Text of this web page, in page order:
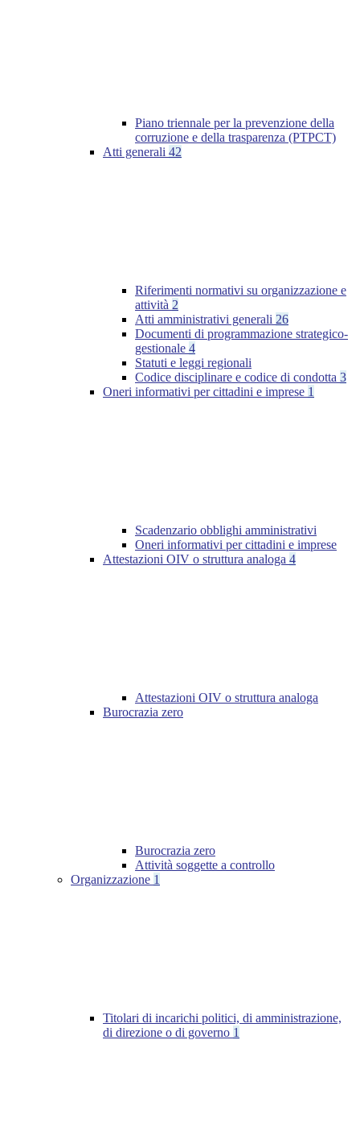
Piano triennale per la prevenzione della
corruzione e della trasparenza (PTPCT)
Atti generali 42
Riferimenti normativi su organizzazione e
attività 2
Atti amministrativi generali 26
Documenti di programmazione strategico-
gestionale 4
Statuti e leggi regionali
Codice disciplinare e codice di condotta 3
Oneri informativi per cittadini e imprese 1
Scadenzario obblighi amministrativi
Oneri informativi per cittadini e imprese
Attestazioni OIV o struttura analoga 4
Attestazioni OIV o struttura analoga
Burocrazia zero
Burocrazia zero
Attività soggette a controllo
Organizzazione 1
Titolari di incarichi politici, di amministrazione,
di direzione o di governo 1